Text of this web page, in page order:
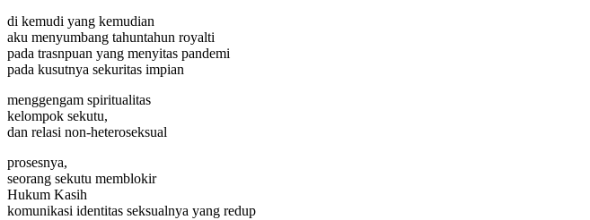
di kemudi yang kemudian
aku menyumbang tahuntahun royalti
pada trasnpuan yang menyitas pandemi
pada kusutnya sekuritas impian
menggengam spiritualitas
kelompok sekutu,
dan relasi non-heteroseksual
prosesnya,
seorang sekutu memblokir
Hukum Kasih
komunikasi identitas seksualnya yang redup